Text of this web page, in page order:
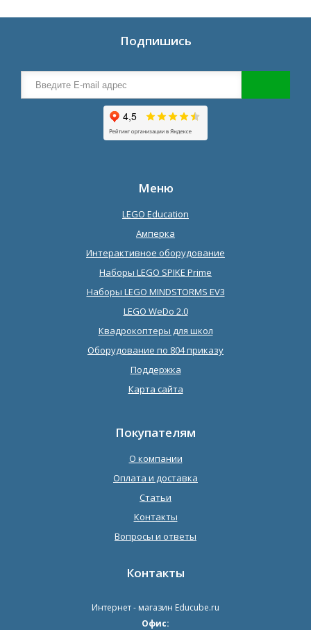
Подпишись
Меню
LEGO Education
Амперка
Интерактивное оборудование
Наборы LEGO SPIKE Prime
Наборы LEGO MINDSTORMS EV3
LEGO WeDo 2.0
Квадрокоптеры для школ
Оборудование по 804 приказу
Поддержка
Карта сайта
Покупателям
О компании
Оплата и доставка
Статьи
Контакты
Вопросы и ответы
Контакты
Интернет - магазин Educube.ru
Офис: